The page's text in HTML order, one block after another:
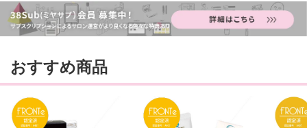
おすすめ商品